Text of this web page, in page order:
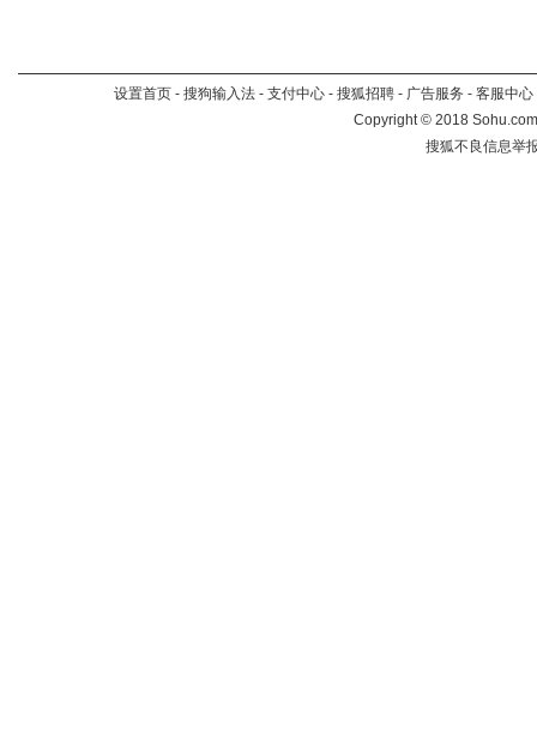
设置首页 - 搜狗输入法 - 支付中心 - 搜狐招聘 - 广告服务 - 客服中心
Copyright©2018
搜狐不良信息举